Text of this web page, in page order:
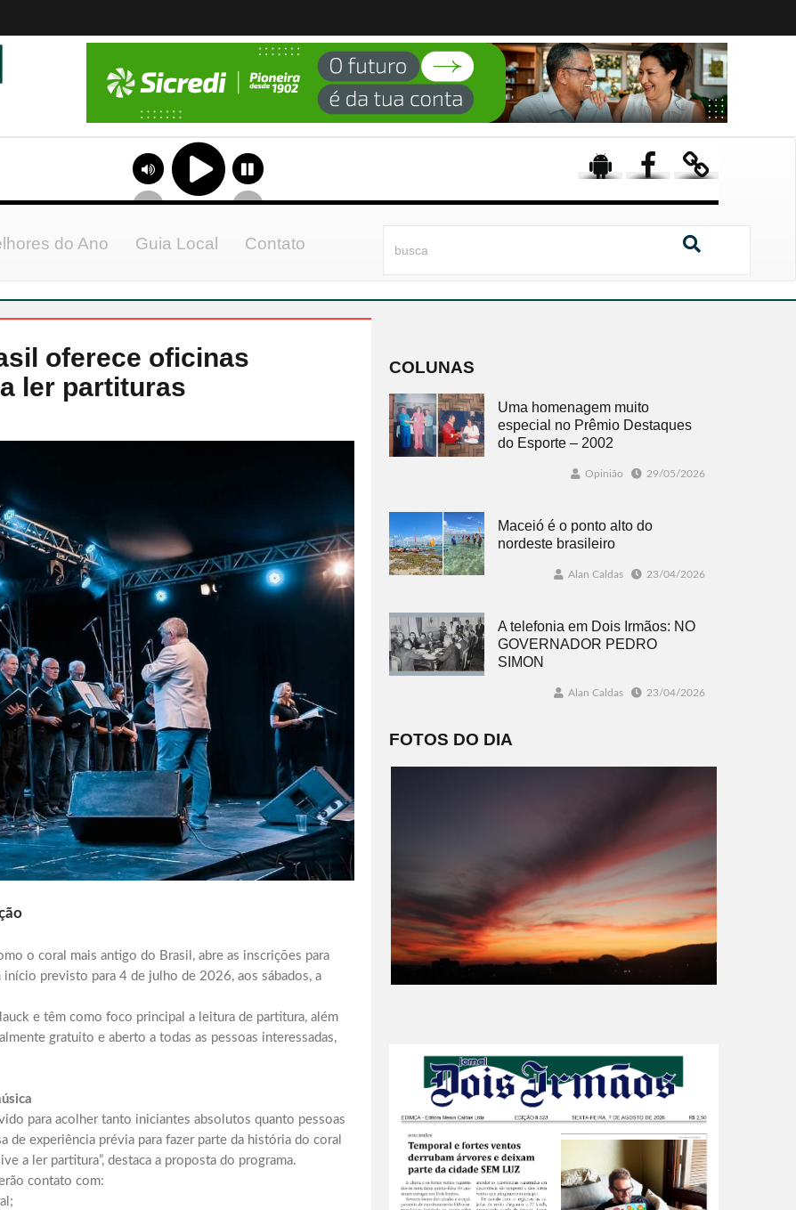
do Ano Guia Local Contato
oferece oficinas
ler partituras
o coral mais antigo do Brasil, abre as inscrições para
previsto para 4 de julho de 2026, aos sábados, a
e têm como foco principal a leitura de partitura, além
gratuito e aberto a todas as pessoas interessadas,
para acolher tanto iniciantes absolutos quanto pessoas
de experiência prévia para fazer parte da história do coral
a ler partitura”, destaca a proposta do programa.
contato com:
COLUNAS
Uma homenagem muito
especial no Prêmio Destaques
do Esporte – 2002
Opinião 29/05/2026
Maceió é o ponto alto do
nordeste brasileiro
Alan Caldas 23/04/2026
A telefonia em Dois Irmãos: NO
GOVERNADOR PEDRO
SIMON
Alan Caldas 23/04/2026
FOTOS DO DIA